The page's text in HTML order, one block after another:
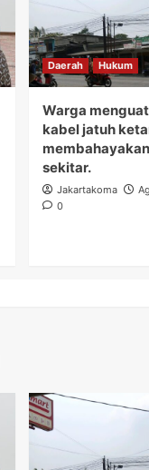
Daerah Hukum
Warga
kabel jatuh
sekitar.
Jakartakoma
0